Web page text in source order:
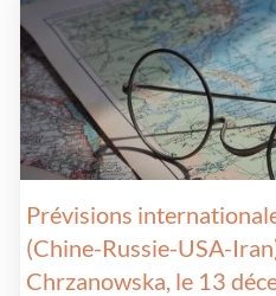
Prévisions
(Chine-Russie-USA-
Chrzanowska, le 13